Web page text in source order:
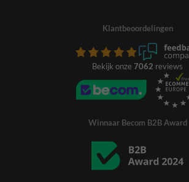
Klantbeoordelingen
Bekijk onze 7062 reviews
Winnaar Becom B2B Award